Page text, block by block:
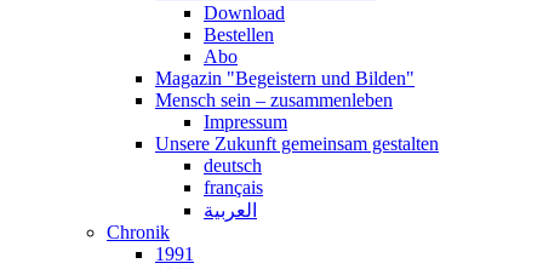
Download
Bestellen
Abo
Magazin "Begeistern und Bilden"
Mensch sein – zusammenleben
Impressum
Unsere Zukunft gemeinsam gestalten
deutsch
français
العربية
Chronik
1991